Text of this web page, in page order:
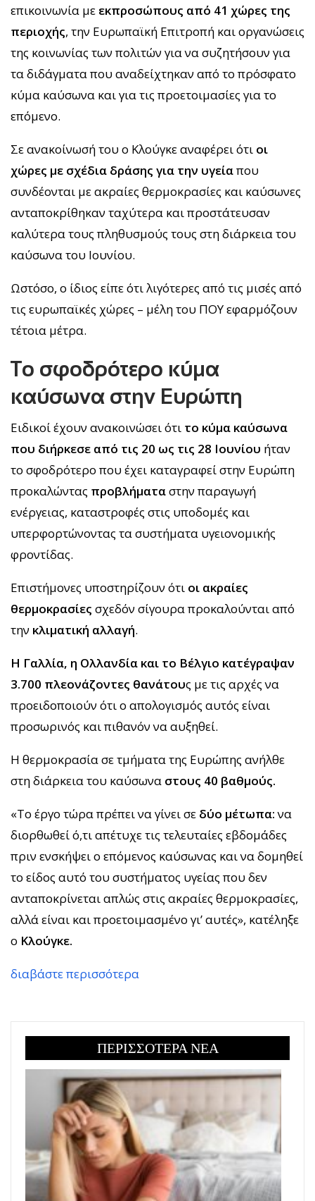
επικοινωνία με εκπροσώπους από 41 χώρες της
περιοχής, την Ευρωπαϊκή Επιτροπή και οργανώσεις
της κοινωνίας των πολιτών για να συζητήσουν για
τα διδάγματα που αναδείχτηκαν από το πρόσφατο
κύμα καύσωνα και για τις προετοιμασίες για το
επόμενο.
Σε ανακοίνωσή του ο Κλούγκε αναφέρει ότι οι
χώρες με σχέδια δράσης για την υγείαπου
συνδέονται με ακραίες θερμοκρασίες και καύσωνες
ανταποκρίθηκαν ταχύτερα και προστάτευσαν
καλύτερα τους πληθυσμούς τους στη διάρκεια του
καύσωνα του Ιουνίου.
Ωστόσο, ο ίδιος είπε ότι λιγότερες από τις μισές από
τις ευρωπαϊκές χώρες – μέλη του ΠΟΥ εφαρμόζουν
τέτοια μέτρα.
Το σφοδρότερο κύμα
καύσωνα στην Ευρώπη
Ειδικοί έχουν ανακοινώσει ότι το κύμα καύσωνα
που διήρκεσε από τις 20 ως τις 28 Ιουνίου ήταν
το σφοδρότερο που έχει καταγραφεί στην Ευρώπη
προκαλώντας προβλήματαστην παραγωγή
ενέργειας, καταστροφές στις υποδομές και
υπερφορτώνοντας τα συστήματα υγειονομικής
φροντίδας.
Επιστήμονες υποστηρίζουν ότι οι ακραίες
θερμοκρασίες σχεδόν σίγουρα προκαλούνται από
την κλιματική αλλαγή.
Η Γαλλία, η Ολλανδία και το Βέλγιο κατέγραψαν
3.700 πλεονάζοντες θανάτους με τις αρχές να
προειδοποιούν ότι ο απολογισμός αυτός είναι
προσωρινός και πιθανόν να αυξηθεί.
Η θερμοκρασία σε τμήματα της Ευρώπης ανήλθε
στη διάρκεια του καύσωνα στους 40 βαθμούς.
«Το έργο τώρα πρέπει να γίνει σε δύο μέτωπα:να
διορθωθεί ό,τι απέτυχε τις τελευταίες εβδομάδες
πριν ενσκήψει ο επόμενος καύσωνας και να δομηθεί
το είδος αυτό του συστήματος υγείας που δεν
ανταποκρίνεται απλώς στις ακραίες θερμοκρασίες,
αλλά είναι και προετοιμασμένο γι’ αυτές», κατέληξε
ο Κλούγκε.
διαβάστε περισσότερα
ΠΕΡΙΣΣΟΤΕΡΑ ΝΕΑ